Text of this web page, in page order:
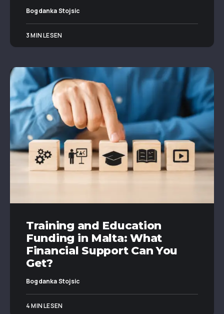
Bogdanka Stojsic
3 MIN LESEN
Training and Education
Funding in Malta: What
Financial Support Can You
Get?
Bogdanka Stojsic
4 MIN LESEN